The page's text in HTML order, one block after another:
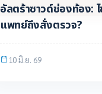
อัลตร้าซาวด์ช่องท้อง:
แพทย์ถึงสั่งตรวจ?
10 มิ.ย. 69